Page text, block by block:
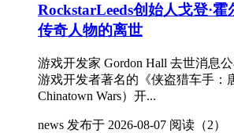
RockstarLeeds创始人戈登·
传奇人物的离世
游戏开发家 Gordon Hall 去世消息
游戏开发者著名的《侠盗猎车手：
Chinatown Wars）开...
news 发布于 2026-08-07 阅读（2）